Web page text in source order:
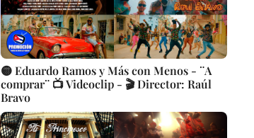
🟡 Eduardo Ramos y Más con Menos - ¨A
comprar¨ 📺 Videoclip - 🎬 Director: Raúl
Bravo